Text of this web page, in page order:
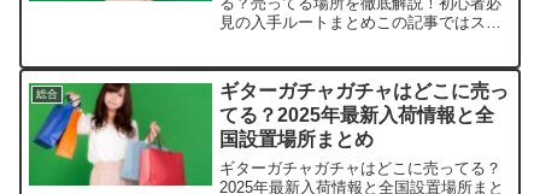
見の入手ルートまとめこの記事ではスタ
します。ショップ名価格場所備考モーシ
ンデルマート12ドルU...
総合
ギターガチャガチャはどこに売っ
てる？2025年最新入荷情報と全
国設置場所まとめ
ギターガチャガチャはどこに売ってる？
2025年最新入荷情報と全国設置場所まと